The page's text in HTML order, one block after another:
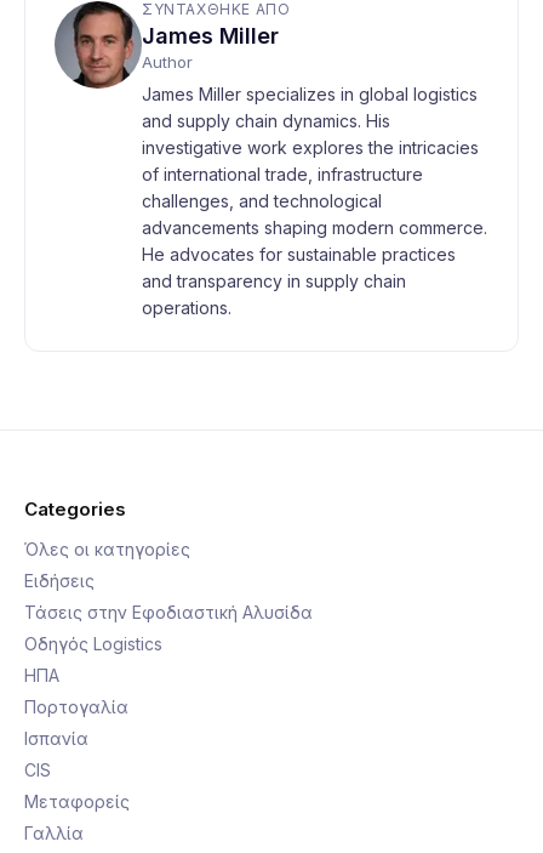
ΣΥΝΤΆΧΘΗΚΕ ΑΠΌ
James Miller
Author
James Miller specializes in global logistics
and supply chain dynamics. His
investigative work explores the intricacies
of international trade, infrastructure
challenges, and technological
advancements shaping modern commerce.
He advocates for sustainable practices
and transparency in supply chain
operations.
Categories
Όλες οι κατηγορίες
Ειδήσεις
Τάσεις στην Εφοδιαστική Αλυσίδα
Οδηγός Logistics
ΗΠΑ
Πορτογαλία
Ισπανία
CIS
Μεταφορείς
Γαλλία